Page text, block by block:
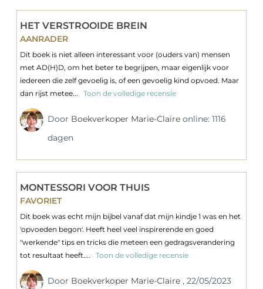
HET VERSTROOIDE BREIN
AANRADER
Dit boek is niet alleen interessant voor (ouders van) mensen
met AD(H)D, om het beter te begrijpen, maar eigenlijk voor
iedereen die zelf gevoelig is, of een gevoelig kind opvoed. Maar
dan rijst metee...
Toon de volledige recensie
Door Boekverkoper Marie-Claireonline: 1116
dagen
MONTESSORI VOOR THUIS
FAVORIET
Dit boek was echt mijn bijbel vanaf dat mijn kindje 1 was en het
'opvoeden begon'. Heeft heel veel inspirerende en goed
"werkende" tips en tricks die meteen een gedragsverandering
tot resultaat heeft....
Toon de volledige recensie
Door Boekverkoper Marie-Claire, 22/05/2023